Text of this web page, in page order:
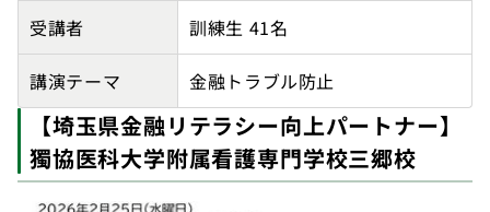
受講者 訓練生 41名
講演テーマ 金融トラブル防止
【埼玉県金融リテラシー向上パートナー】
獨協医科大学附属看護専門学校三郷校